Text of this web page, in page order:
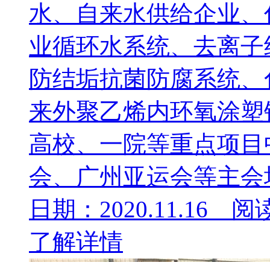
水、自来水供给企业
业循环水系统、去离
防结垢抗菌防腐系统
来外聚乙烯内环氧涂
高校、一院等重点项
会、广州亚运会等主会
日期：2020.11.16 阅
了解详情